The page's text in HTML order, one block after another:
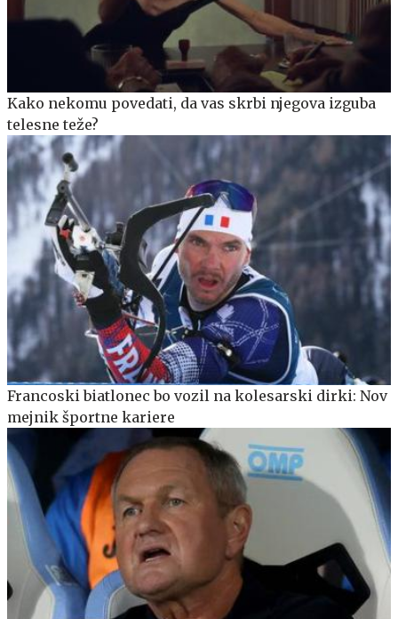
Kako nekomu povedati, da vas skrbi njegova izguba
telesne teže?
Francoski biatlonec bo vozil na kolesarski dirki: Nov
mejnik športne kariere